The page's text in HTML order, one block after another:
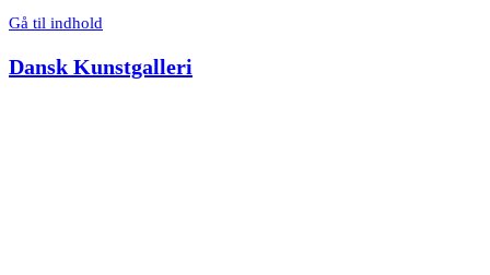
Gå til indhold
Dansk Kunstgalleri